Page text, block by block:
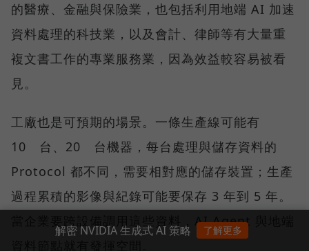
的醫療、金融與保險業，也包括利用地端 AI 加速
資料處理的科技業，以及會計、律師等有大量重
複文書工作的專業服務業，因為效益較容易被看
見。
工廠也是可預期的場景。一條生產線可能有
10 台、20 台機器，每台處理與儲存資料的
Protocol 都不同，需要相對應的儲存裝置；生產
過程累積的影像與紀錄可能要保存 3 年到 5 年。
當企業要跨設備調用這些資料，AI Agent 與地端
解密 NVIDIA 生成式 AI 策略 了解更多